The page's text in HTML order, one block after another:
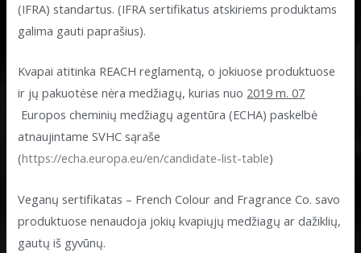
(IFRA) standartus. (IFRA sertifikatus atskiriems produktams
galima gauti paprašius).
Kvapai atitinka REACH reglamentą, o jokiuose produktuose
ir jų pakuotėse nėra medžiagų, kurias nuo 2019 m. 07
Europos cheminių medžiagų agentūra (ECHA) paskelbė
atnaujintame SVHC sąraše
(https://echa.europa.eu/en/candidate-list-table)
Veganų sertifikatas – French Colour and Fragrance Co. savo
produktuose nenaudoja jokių kvapiųjų medžiagų ar dažiklių,
gautų iš gyvūnų.